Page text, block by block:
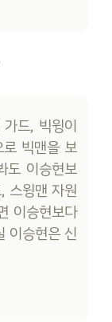
드, 빅윙이
빅맨을 보
도 이승현보
스윙맨 자원
이승현보다
이승현은 신